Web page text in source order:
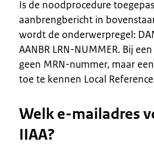
Is de noodprocedure
aanbrengbericht in
wordt de onderwerpregel:
AANBR LRN-NUMMER. Bij
geen MRN-nummer, maar
toe te kennen Local
Welk e-mailadres
IIAA?